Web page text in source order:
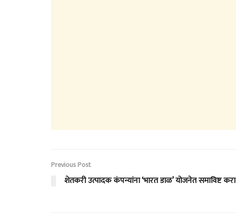
Previous Post
शेतकरी उत्पादक कंपन्यांना ‘भारत डाळ’ योजनेत समाविष्ट करा